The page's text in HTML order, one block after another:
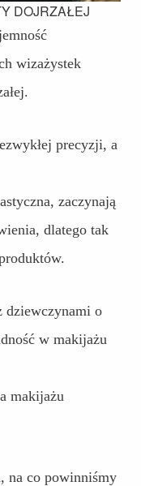
DOJRZAŁEJ
wizażystek
precyzji, a
zaczynają
dlatego tak
dziewczynami o
w makijażu
makijażu
na co powinniśmy